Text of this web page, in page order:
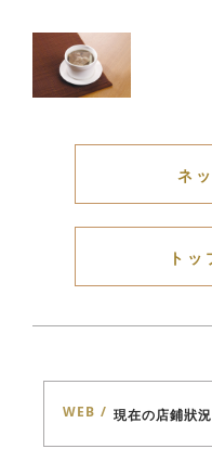
ネ
ト
WEB 現在の店鋪狀況